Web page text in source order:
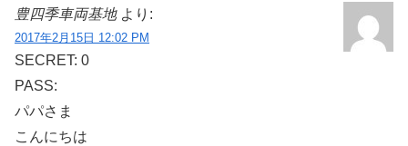
豊四季車両基地 より:
2017年2月15日 12:02 PM
SECRET: 0
PASS:
パパさま
こんにちは